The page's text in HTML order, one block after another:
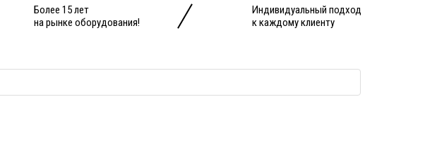
Более 15 лет
на рынке оборудования!
Индивидуальный подход
к каждому клиенту